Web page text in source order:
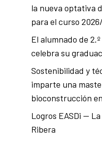
la nueva optativa
para el curso
El alumnado de
celebra su
Sostenibilidad y
imparte una
bioconstrucción
Logros EASDi —
Ribera